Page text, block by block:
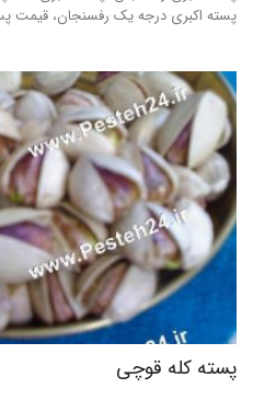
پسته اکبری درجه یک رفسنجان، قیمت
پسته کله قوچی